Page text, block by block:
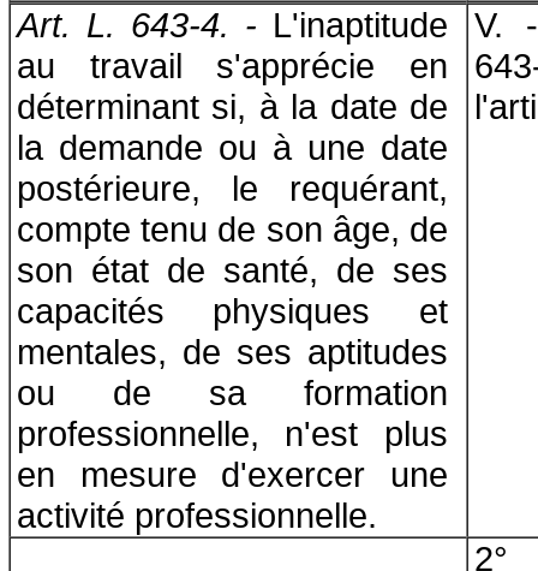
Art. L. 643-4. - L'inaptitude
au travail s'apprécie en
déterminant si, à la date de
la demande ou à une date
postérieure, le requérant,
compte tenu de son âge, de
son état de santé, de ses
capacités physiques et
mentales, de ses aptitudes
ou de sa formation
professionnelle, n'est plus
en mesure d'exercer une
activité professionnelle.
V.
2°